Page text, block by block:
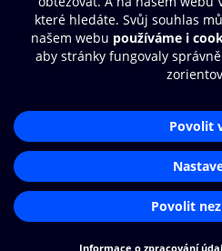
© O2 Czech Republic a.s.
Přístupnost
Zásady zpracování osobních
Nastavení cookies
Čti a